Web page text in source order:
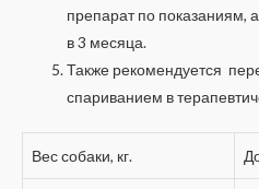
препарат по показаниям,
в 3 месяца.
Также рекомендуется
спариванием в
Вес собаки, кг.